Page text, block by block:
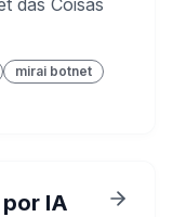
das Coisas
mirai botnet
IA